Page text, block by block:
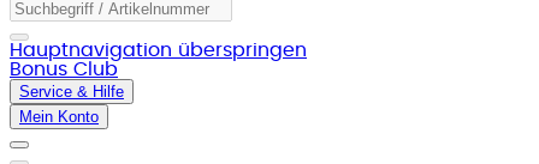
Hauptnavigation überspringen
Bonus Club
Service & Hilfe
Mein Konto